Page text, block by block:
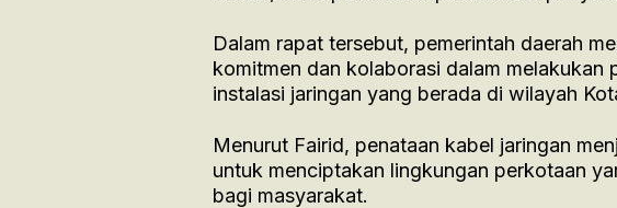
Dalam rapat tersebut, pemerintah daerah
komitmen dan kolaborasi dalam melakukan
instalasi jaringan yang berada di wilayah
Menurut Fairid, penataan kabel jaringan
untuk menciptakan lingkungan perkotaan
bagi masyarakat.